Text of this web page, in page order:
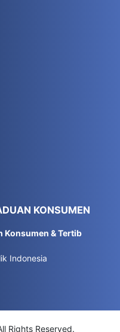
KONSUMEN
& Tertib
Indonesia
Rights Reserved.